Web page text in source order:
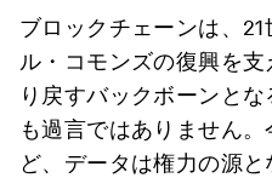
ブロックチェーンは、
ル・コモンズの復興を
り戻すバックボーンと
も過言ではありません
ど、データは権力の源